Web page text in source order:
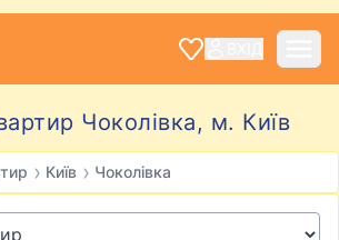
Чоколівка, м. Київ
› Київ › Чоколівка